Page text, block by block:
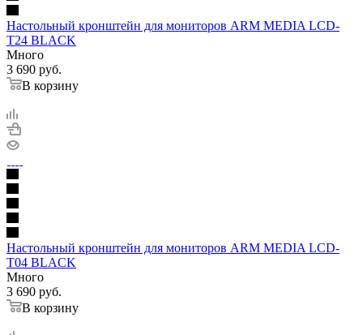
Настольный кронштейн для мониторов ARM MEDIA LCD-
T24 BLACK
Много
3 690 руб.
В корзину
Настольный кронштейн для мониторов ARM MEDIA LCD-
T04 BLACK
Много
3 690 руб.
В корзину